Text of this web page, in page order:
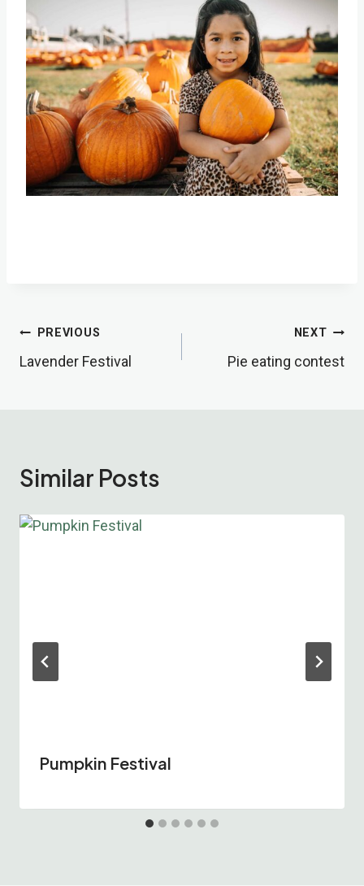
Post
Navigation
PREVIOUS
Lavender Festival
NEXT
Pie eating contest
Similar Posts
Pumpkin Festival